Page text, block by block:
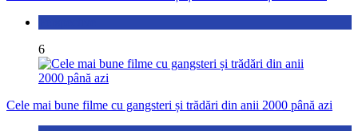
6
Cele mai bune filme cu gangsteri și trădări din anii 2000 până azi